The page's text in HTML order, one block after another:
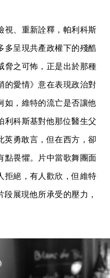
視、重新詮釋，帕利科斯
多呈現共產政權下的殘酷
脅之可怖，正是出於那種
的愛情》意在表現政治對
如，維特的流亡是否讓他
利科斯基對他那位醫生父
勇敢言，但在西方，卻
點畏懼。片中當歌舞團面
拒絕，有人歡欣，但維特
展現他所承受的壓力，